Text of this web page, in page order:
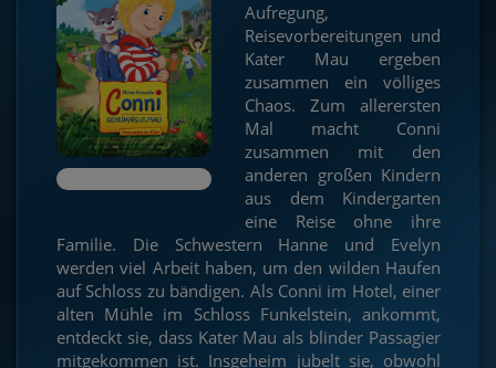
Aufregung,
Reisevorbereitungen und
Kater Mau ergeben
zusammen ein völliges
Chaos. Zum allerersten
Mal macht Conni
zusammen mit den
anderen großen Kindern
aus dem Kindergarten
eine Reise ohne ihre
Familie. Die Schwestern Hanne und Evelyn
werden viel Arbeit haben, um den wilden Haufen
auf Schloss zu bändigen. Als Conni im Hotel, einer
alten Mühle im Schloss Funkelstein, ankommt,
entdeckt sie, dass Kater Mau als blinder Passagier
mitgekommen ist. Insgeheim jubelt sie, obwohl